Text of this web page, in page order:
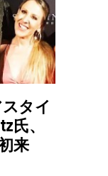
タイ
、
来